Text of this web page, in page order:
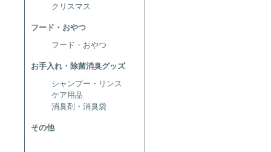
クリスマス
フード・おやつ
フード・おやつ
お手入れ・除菌消臭グッズ
シャンプー・リンス
ケア用品
消臭剤・消臭袋
その他